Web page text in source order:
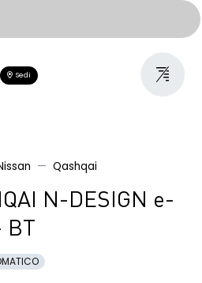
Sedi
Qashqai
N-DESIGN e-
BT